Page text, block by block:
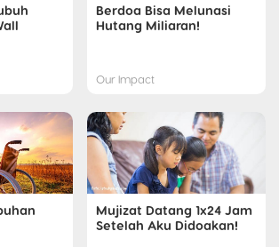
Berdoa Bisa Melunasi
Hutang Miliaran!
Our Impact
Mujizat Datang 1x24 Jam
Setelah Aku Didoakan!